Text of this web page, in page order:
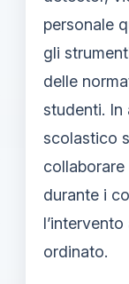
personale
gli
delle
studenti. In
scolastico
collaborare
durante i
ordinato.